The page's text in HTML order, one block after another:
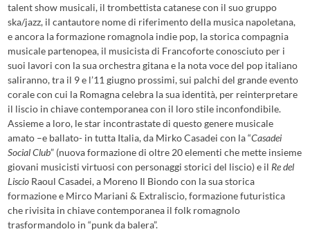
talent show musicali, il trombettista catanese con il suo gruppo
ska/jazz, il cantautore nome di riferimento della musica napoletana,
e ancora la formazione romagnola indie pop, la storica compagnia
musicale partenopea, il musicista di Francoforte conosciuto per i
suoi lavori con la sua orchestra gitana e la nota voce del pop italiano
saliranno, tra il 9 e l’11 giugno prossimi, sui palchi del grande evento
corale con cui la Romagna celebra la sua identità, per reinterpretare
il liscio in chiave contemporanea con il loro stile inconfondibile.
Assieme a loro, le star incontrastate di questo genere musicale
amato –e ballato- in tutta Italia, da Mirko Casadei con la “Casadei
Social Club” (nuova formazione di oltre 20 elementi che mette insieme
giovani musicisti virtuosi con personaggi storici del liscio) e il Re del
Liscio Raoul Casadei, a Moreno Il Biondo con la sua storica
formazione e Mirco Mariani & Extraliscio, formazione futuristica
che rivisita in chiave contemporanea il folk romagnolo
trasformandolo in “punk da balera”.